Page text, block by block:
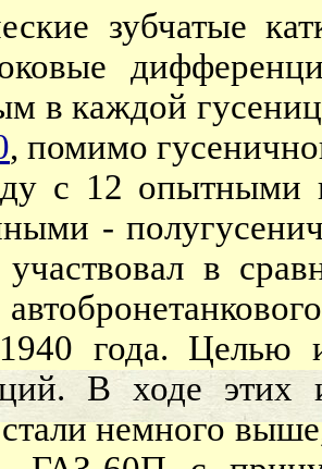
зубчатые
в каждой
, помимо
с 12 опытными и
-
в
года. Целью
В ходе этих
немного